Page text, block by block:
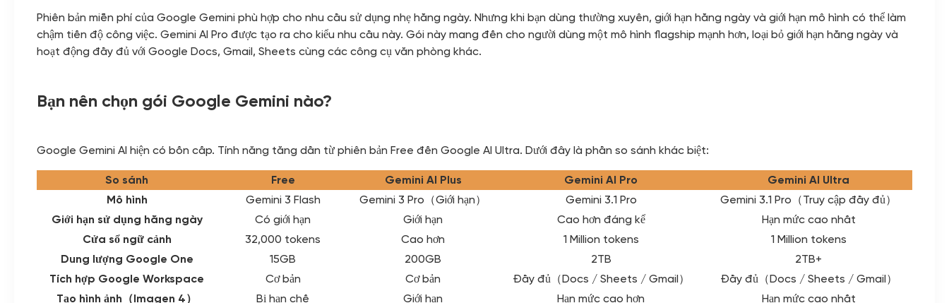
Phiên bản miễn phí của Google Gemini phù hợp cho nhu cầu sử dụng nhẹ hằng ngày. Nhưng khi bạn dùng thường xuyên, giới hạn hằng ngày và giới hạn mô hình có thể làm
chậm tiến độ công việc. Gemini AI Pro được tạo ra cho kiểu nhu cầu này. Gói này mang đến cho người dùng một mô hình flagship mạnh hơn, loại bỏ giới hạn hằng ngày và
hoạt động đầy đủ với Google Docs, Gmail, Sheets cùng các công cụ văn phòng khác.
Bạn nên chọn gói Google Gemini nào?
Google Gemini AI hiện có bốn cấp. Tính năng tăng dần từ phiên bản Free đến Google AI Ultra. Dưới đây là phần so sánh khác biệt:
So sánh Free Gemini AI Plus Gemini AI Pro
Gemini AI Ultra
Mô hình
Gemini 3 Flash Gemini 3 Pro（Giới hạn） Gemini 3.1 Pro
Gemini 3.1 Pro（Truy cập đầy đủ）
Giới hạn sử dụng hằng ngày
Có giới hạn Giới hạn Cao hơn đáng kể
Hạn mức cao nhất
Cửa sổ ngữ cảnh
32,000 tokens Cao hơn 1 Million tokens
1 Million tokens
Dung lượng Google One
15GB 200GB 2TB
2TB+
Tích hợp Google Workspace
Cơ bản Cơ bản Đầy đủ（Docs / Sheets / Gmail）
Đầy đủ（Docs / Sheets / Gmail）
Tạo hình ảnh（Imagen 4）
Bị hạn chế Giới hạn Hạn mức cao hơn Hạn mức cao nhất